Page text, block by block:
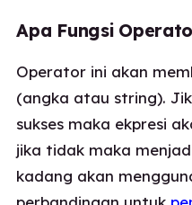
Apa Fungsi
Operator ini akan
(angka atau string).
sukses maka ekpresi
jika tidak maka
kadang akan